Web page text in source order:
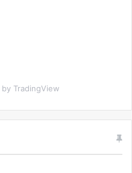
by TradingView